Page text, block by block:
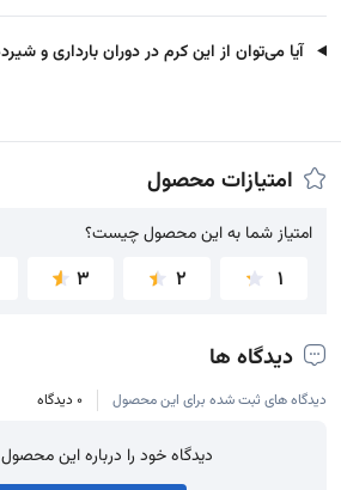
آیا می‌توان از این کرم در دوران بارداری و
امتیازات محصول
امتیاز شما به این محصول چیست؟
امتیاز شما به این محصول چیست؟
1
2
3
دیدگاه ها
دیدگاه های ثبت شده برای این محصول 0 دیدگاه
دیدگاه خود را درباره این